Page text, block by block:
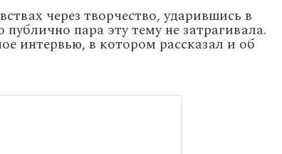
через творчество, ударившись в
пара эту тему не затрагивала.
интервью, в котором рассказал и об